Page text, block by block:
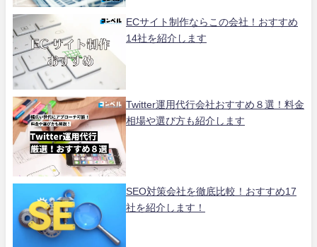
ECサイト制作ならこの会社！おすすめ
14社を紹介します
Twitter運用代行会社おすすめ８選！料金
相場や選び方も紹介します
SEO対策会社を徹底比較！おすすめ17
社を紹介します！